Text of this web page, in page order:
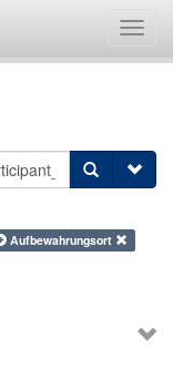
Aufbewahrungsort